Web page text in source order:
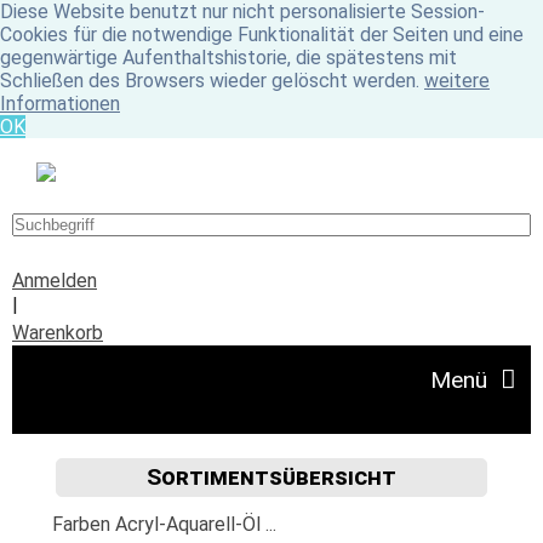
Diese Website benutzt nur nicht personalisierte Session-
Cookies für die notwendige Funktionalität der Seiten und eine
gegenwärtige Aufenthaltshistorie, die spätestens mit
Schließen des Browsers wieder gelöscht werden. weitere
Informationen
OK
Anmelden
|
Warenkorb
Menü
Sortimentsübersicht
Farben Acryl-Aquarell-Öl ...